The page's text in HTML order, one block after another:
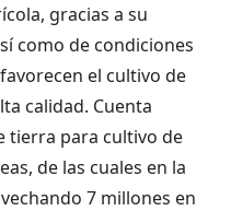
gracias a su
como de condiciones
el cultivo de
calidad. Cuenta
tierra para cultivo de
de las cuales en la
7 millones en